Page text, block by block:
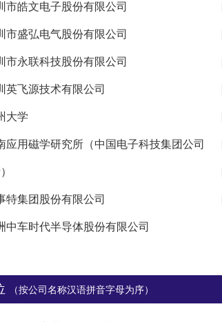
市皓文电子股份有限公司
市盛弘电气股份有限公司
市永联科技股份有限公司
英飞源技术有限公司
大学
应用磁学研究所（中国电子科技集团公司
特集团股份有限公司
中车时代半导体股份有限公司
（按公司名称汉语拼音字母为序）